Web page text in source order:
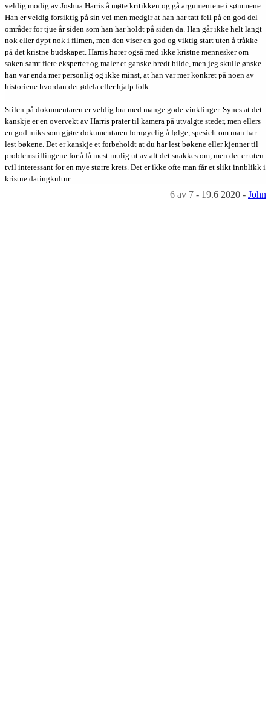
veldig modig av Joshua Harris å møte kritikken og gå argumentene i sømmene.
Han er veldig forsiktig på sin vei men medgir at han har tatt feil på en god del
områder for tjue år siden som han har holdt på siden da. Han går ikke helt langt
nok eller dypt nok i filmen, men den viser en god og viktig start uten å tråkke
på det kristne budskapet. Harris hører også med ikke kristne mennesker om
saken samt flere eksperter og maler et ganske bredt bilde, men jeg skulle ønske
han var enda mer personlig og ikke minst, at han var mer konkret på noen av
historiene hvordan det ødela eller hjalp folk.
Stilen på dokumentaren er veldig bra med mange gode vinklinger. Synes at det
kanskje er en overvekt av Harris prater til kamera på utvalgte steder, men ellers
en god miks som gjøre dokumentaren fornøyelig å følge, spesielt om man har
lest bøkene. Det er kanskje et forbeholdt at du har lest bøkene eller kjenner til
problemstillingene for å få mest mulig ut av alt det snakkes om, men det er uten
tvil interessant for en mye større krets. Det er ikke ofte man får et slikt innblikk i
kristne datingkultur.
6 av 7 - 19.6 2020 - John